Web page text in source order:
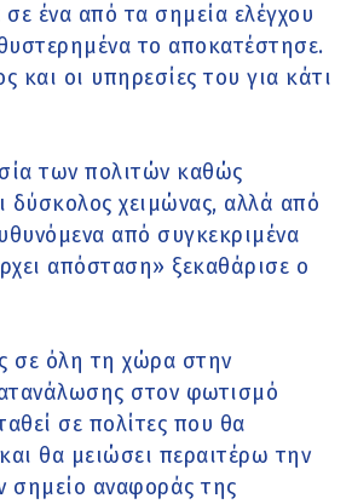
ένα από τα σημεία ελέγχου
το αποκατέστησε.
και οι υπηρεσίες του για κάτι
των πολιτών καθώς
δύσκολος χειμώνας, αλλά από
από συγκεκριμένα
απόσταση» ξεκαθάρισε ο
σε όλη τη χώρα στην
στον φωτισμό
σε πολίτες που θα
θα μειώσει περαιτέρω την
σημείο αναφοράς της